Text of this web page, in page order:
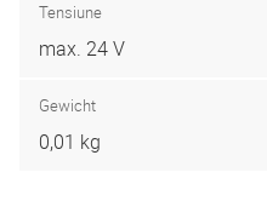
Tensiune
max. 24 V
Gewicht
0,01 kg